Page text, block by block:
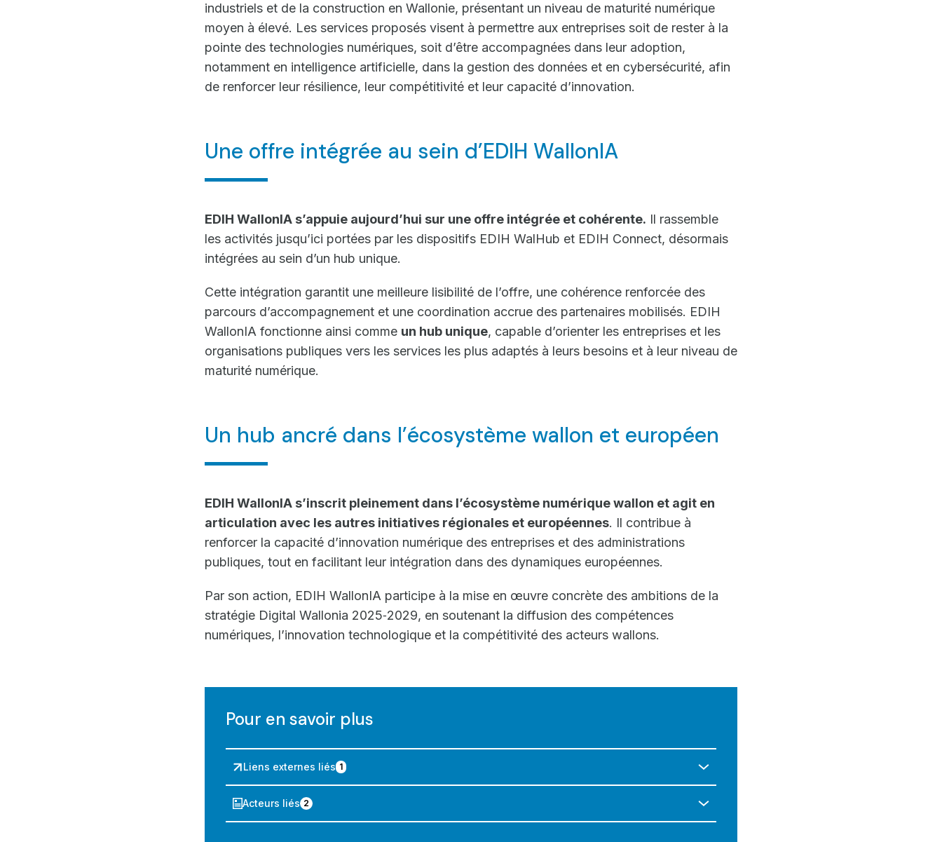
industriels et de la construction en Wallonie, présentant un niveau de maturité numérique
moyen à élevé. Les services proposés visent à permettre aux entreprises soit de rester à la
pointe des technologies numériques, soit d’être accompagnées dans leur adoption,
notamment en intelligence artificielle, dans la gestion des données et en cybersécurité, afin
de renforcer leur résilience, leur compétitivité et leur capacité d’innovation.
Une offre intégrée au sein d’EDIH WallonIA
EDIH WallonIA s’appuie aujourd’hui sur une offre intégrée et cohérente. Il rassemble
les activités jusqu’ici portées par les dispositifs EDIH WalHub et EDIH Connect, désormais
intégrées au sein d’un hub unique.
Cette intégration garantit une meilleure lisibilité de l’offre, une cohérence renforcée des
parcours d’accompagnement et une coordination accrue des partenaires mobilisés. EDIH
WallonIA fonctionne ainsi comme un hub unique, capable d’orienter les entreprises et les
organisations publiques vers les services les plus adaptés à leurs besoins et à leur niveau de
maturité numérique.
Un hub ancré dans l’écosystème wallon et européen
EDIH WallonIA s’inscrit pleinement dans l’écosystème numérique wallon et agit en
articulation avec les autres initiatives régionales et européennes. Il contribue à
renforcer la capacité d’innovation numérique des entreprises et des administrations
publiques, tout en facilitant leur intégration dans des dynamiques européennes.
Par son action, EDIH WallonIA participe à la mise en œuvre concrète des ambitions de la
stratégie Digital Wallonia 2025‑2029, en soutenant la diffusion des compétences
numériques, l’innovation technologique et la compétitivité des acteurs wallons.
Pour en savoir plus
Liens externes liés 1
Acteurs liés 2